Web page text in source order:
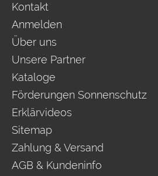
Kontakt
Anmelden
Über uns
Unsere Partner
Kataloge
Förderungen Sonnenschutz
Erklärvideos
Sitemap
Zahlung & Versand
AGB & Kundeninfo